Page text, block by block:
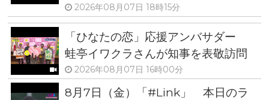
2026年08月07日 18時15分
「ひなたの恋」応援アンバサダー
蛙亭イワクラさんが知事を表敬訪問
2026年08月07日 16時00分
8月7日（金）「#Link」 本日のラ